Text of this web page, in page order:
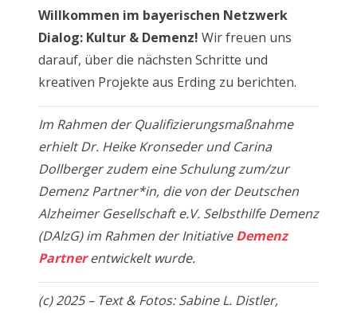
Willkommen im bayerischen Netzwerk
Dialog: Kultur & Demenz! Wir freuen uns
darauf, über die nächsten Schritte und
kreativen Projekte aus Erding zu berichten.
Im Rahmen der Qualifizierungsmaßnahme
erhielt Dr. Heike Kronseder und Carina
Dollbergerzudem eine Schulung zum/zur
Demenz Partner*in, die von der Deutschen
Alzheimer Gesellschaft e.V. Selbsthilfe Demenz
(DAlzG) im Rahmen der InitiativeDemenz
Partner entwickelt wurde.
(c) 2025 – Text & Fotos: Sabine L. Distler,